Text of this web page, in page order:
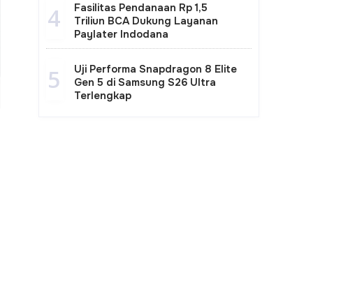
4
Fasilitas Pendanaan Rp 1,5
Triliun BCA Dukung Layanan
Paylater Indodana
5
Uji Performa Snapdragon 8 Elite
Gen 5 di Samsung S26 Ultra
Terlengkap